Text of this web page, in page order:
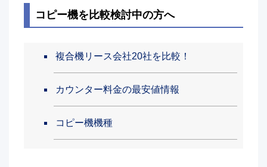
コピー機を比較検討中の方へ
複合機リース会社20社を比較！
カウンター料金の最安値情報
コピー機機種